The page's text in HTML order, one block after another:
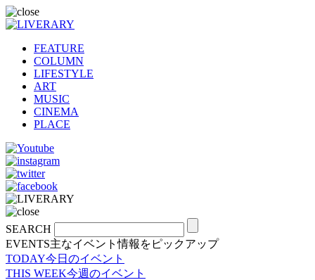
FEATURE
COLUMN
LIFESTYLE
ART
MUSIC
CINEMA
PLACE
SEARCH
EVENTS主なイベント情報をピックアップ
TODAY今日のイベント
THIS WEEK今週のイベント